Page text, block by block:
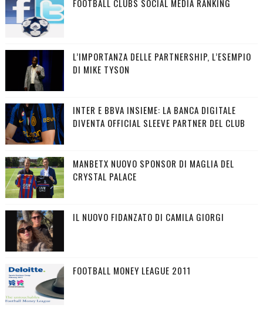
FOOTBALL CLUBS SOCIAL MEDIA RANKING
L’IMPORTANZA DELLE PARTNERSHIP, L’ESEMPIO
DI MIKE TYSON
INTER E BBVA INSIEME: LA BANCA DIGITALE
DIVENTA OFFICIAL SLEEVE PARTNER DEL CLUB
MANBETX NUOVO SPONSOR DI MAGLIA DEL
CRYSTAL PALACE
IL NUOVO FIDANZATO DI CAMILA GIORGI
FOOTBALL MONEY LEAGUE 2011